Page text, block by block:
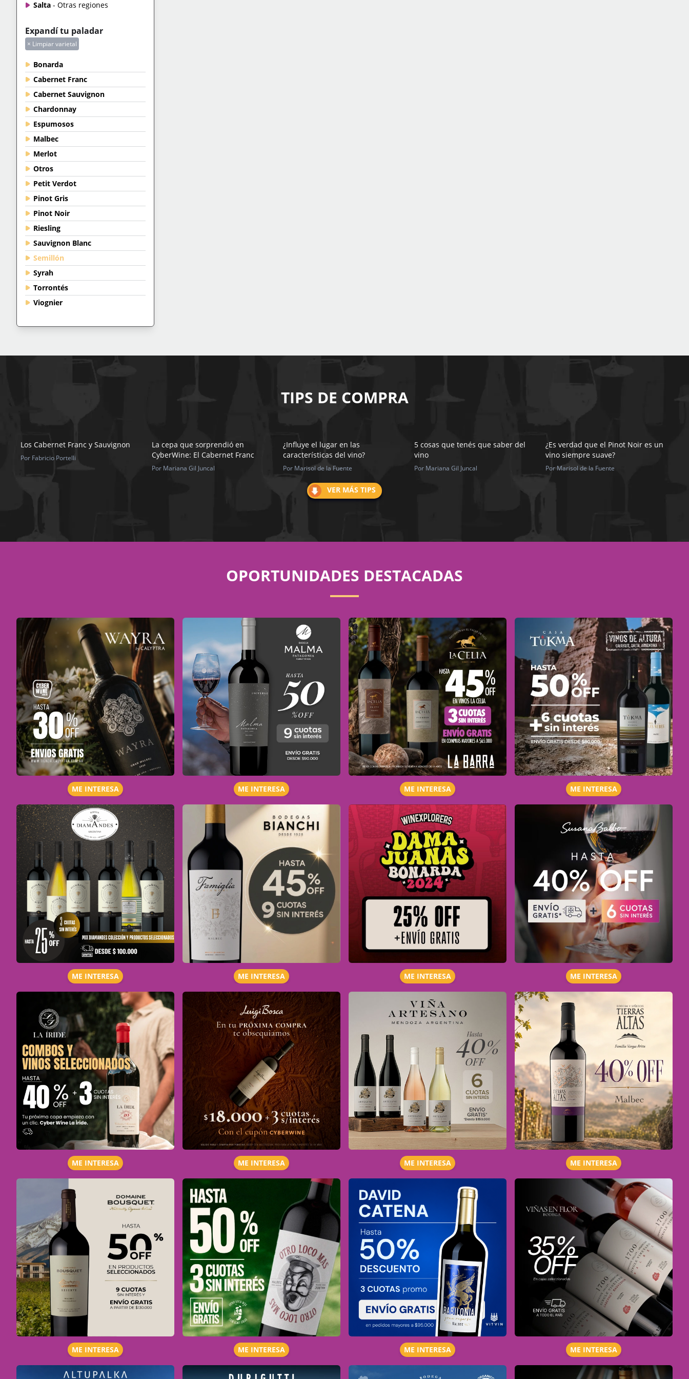
Salta - Otras regiones
Expandí tu paladar
× Limpiar varietal
Bonarda
Cabernet Franc
Cabernet Sauvignon
Chardonnay
Espumosos
Malbec
Merlot
Otros
Petit Verdot
Pinot Gris
Pinot Noir
Riesling
Sauvignon Blanc
Semillón
Syrah
Torrontés
Viognier
TIPS DE COMPRA
Los Cabernet Franc y Sauvignon
Por Fabricio Portelli
La cepa que sorprendió en
CyberWine: El Cabernet Franc
Por Mariana Gil Juncal
¿Influye el lugar en las
características del vino?
Por Marisol de la Fuente
5 cosas que tenés que saber del
vino
Por Mariana Gil Juncal
¿Es verdad que el Pinot Noir es un
vino siempre suave?
Por Marisol de la Fuente
VER MÁS TIPS
OPORTUNIDADES DESTACADAS
ME INTERESA ME INTERESA ME INTERESA ME INTERESA
ME INTERESA ME INTERESA ME INTERESA ME INTERESA
ME INTERESA ME INTERESA ME INTERESA ME INTERESA
ME INTERESA ME INTERESA ME INTERESA ME INTERESA